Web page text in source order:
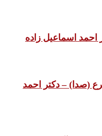
احمد اسماعیل زاده
(صدا) – دکتر احمد